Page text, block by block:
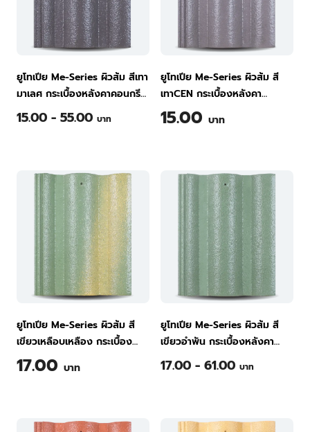
ยูโทเปีย Me-Series ผิวส้ม สีเทา
มาเลศ กระเบื้องหลังคาคอนกรีต
ทีพีไอ Green
15.00 - 55.00 บาท
ยูโทเปีย Me-Series ผิวส้ม สี
เทาCEN กระเบื้องหลังคา
คอนกรีต ทีพีไอ
15.00 บาท
ยูโทเปีย Me-Series ผิวส้ม สี
เขียวเหลือบเหลือง กระเบื้อง
หลังคาคอนกรีต ทีพีไอ Green
17.00 บาท
ยูโทเปีย Me-Series ผิวส้ม สี
เขียวอำพัน กระเบื้องหลังคา
คอนกรีต ทีพีไอ Green
17.00 - 61.00 บาท